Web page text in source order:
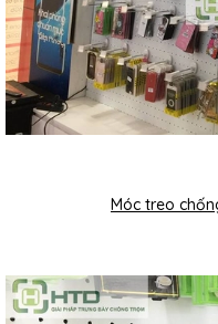
Móc treo